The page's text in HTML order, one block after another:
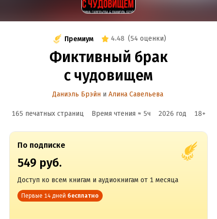
Премиум 4.48 (54 оценки)
Фиктивный брак
с чудовищем
Даниэль Брэйн и Алина Савельева
165 печатных страниц Время чтения ≈ 5ч 2026 год 18+
По подписке
549 руб.
Доступ ко всем книгам и аудиокнигам от 1 месяца
Первые 14 дней бесплатно